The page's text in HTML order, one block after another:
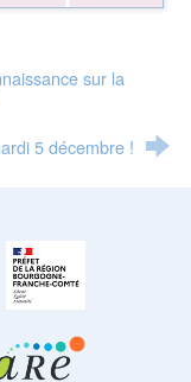
sur la
5 décembre !